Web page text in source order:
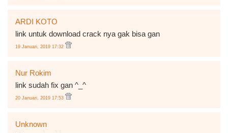
ARDI KOTO
link untuk download crack nya gak bisa gan
19 Januari, 2019 17:32
Nur Rokim
link sudah fix gan ^_^
20 Januari, 2019 17:53
Unknown